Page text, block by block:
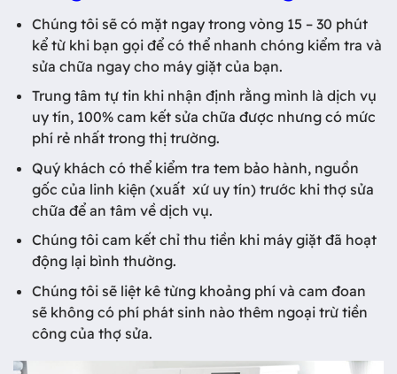
Chúng tôi sẽ có mặt ngay trong vòng 15 – 30 phút
kể từ khi bạn gọi để có thể nhanh chóng kiểm tra và
sửa chữa ngay cho máy giặt của bạn.
Trung tâm tự tin khi nhận định rằng mình là dịch vụ
uy tín, 100% cam kết sửa chữa được nhưng có mức
phí rẻ nhất trong thị trường.
Quý khách có thể kiểm tra tem bảo hành, nguồn
gốc của linh kiện (xuất xứ uy tín) trước khi thợ sửa
chữa để an tâm về dịch vụ.
Chúng tôi cam kết chỉ thu tiền khi máy giặt đã hoạt
động lại bình thường.
Chúng tôi sẽ liệt kê từng khoảng phí và cam đoan
sẽ không có phí phát sinh nào thêm ngoại trừ tiền
công của thợ sửa.